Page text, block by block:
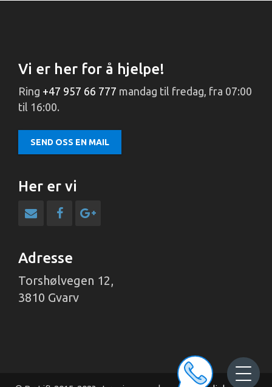
Vi er her for å hjelpe!
Ring +47 957 66 777 mandag til fredag, fra 07:00
til 16:00.
SEND OSS EN MAIL
Her er vi
Adresse
Torshølvegen 12,
3810 Gvarv